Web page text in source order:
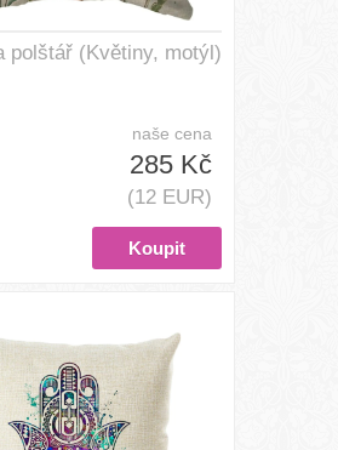
polštář (Květiny, motýl)
naše cena
285 Kč
(12 EUR)